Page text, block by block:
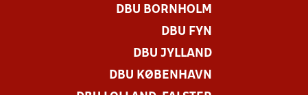
DBU BORNHOLM
DBU FYN
DBU JYLLAND
DBU KØBENHAVN